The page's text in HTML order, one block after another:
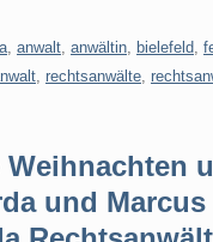
, anwalt, anwältin, bielefeld,
, rechtsanwälte,
und